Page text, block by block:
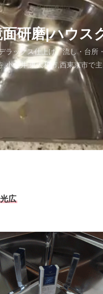
研磨|ハウス
ラックス仕上げ。流し・台
金井,東大和市,西東京市で主
広